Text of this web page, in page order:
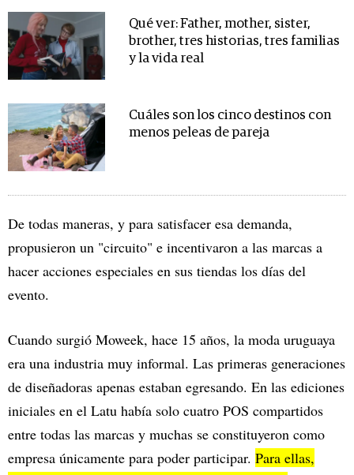
Qué ver: Father, mother, sister,
brother, tres historias, tres familias
y la vida real
Cuáles son los cinco destinos con
menos peleas de pareja
De todas maneras, y para satisfacer esa demanda,
propusieron un "circuito" e incentivaron a las marcas a
hacer acciones especiales en sus tiendas los días del
evento.
Cuando surgió Moweek, hace 15 años, la moda uruguaya
era una industria muy informal. Las primeras generaciones
de diseñadoras apenas estaban egresando. En las ediciones
iniciales en el Latu había solo cuatro POS compartidos
entre todas las marcas y muchas se constituyeron como
empresa únicamente para poder participar. Para ellas,